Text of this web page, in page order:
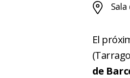
El
de